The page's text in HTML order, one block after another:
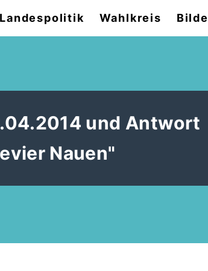
Landespolitik Wahlkreis
und Antwort
Nauen"